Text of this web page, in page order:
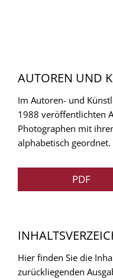
AUTOREN UND
Im Autoren- und
1988 veröffentlichten
Photographen mit
alphabetisch geordnet.
PDF
Hier finden Sie die
zurückliegenden